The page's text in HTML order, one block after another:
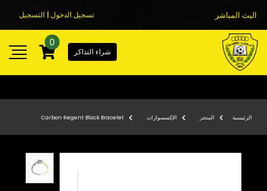
البث المباشر تسجيل الدخول | التسجيل
شراء التذاكر
0
الرئيسية المتجر الإكسسوارات Carbon Regent Black Bracelet